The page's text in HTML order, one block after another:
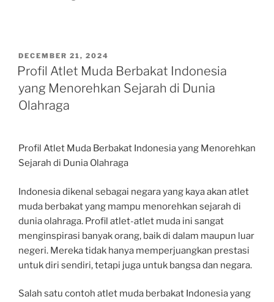
POSTED
ON
DECEMBER 21, 2024
Profil Atlet Muda Berbakat Indonesia
yang Menorehkan Sejarah di Dunia
Olahraga
Profil Atlet Muda Berbakat Indonesia yang Menorehkan
Sejarah di Dunia Olahraga
Indonesia dikenal sebagai negara yang kaya akan atlet
muda berbakat yang mampu menorehkan sejarah di
dunia olahraga. Profil atlet-atlet muda ini sangat
menginspirasi banyak orang, baik di dalam maupun luar
negeri. Mereka tidak hanya memperjuangkan prestasi
untuk diri sendiri, tetapi juga untuk bangsa dan negara.
Salah satu contoh atlet muda berbakat Indonesia yang